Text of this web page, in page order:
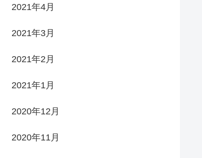
2021年4月
2021年3月
2021年2月
2021年1月
2020年12月
2020年11月